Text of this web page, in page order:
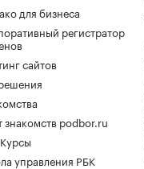
для бизнеса
регистратор
сайтов
знакомств podbor.ru
управления РБК